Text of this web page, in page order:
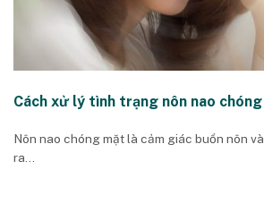
Cách xử lý tình trạng nôn nao
Nôn nao chóng mặt là cảm giác buồn nôn
ra...